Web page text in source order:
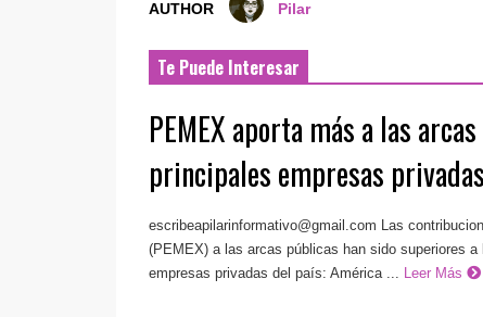
AUTHOR Pilar
Te Puede Interesar
PEMEX aporta más a las
principales empresas privadas
escribeapilarinformativo@gmail.com Las
(PEMEX) a las arcas públicas han sido superiores
empresas privadas del país: América ... Leer Más